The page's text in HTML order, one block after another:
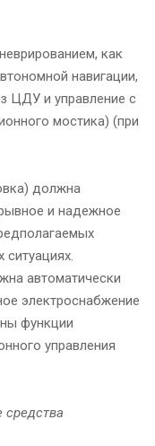
как
навигации,
ЦДУ и управление с
мостика) (при
должна
и надежное
ситуациях.
автоматически
электроснабжение
функции
управления
средства